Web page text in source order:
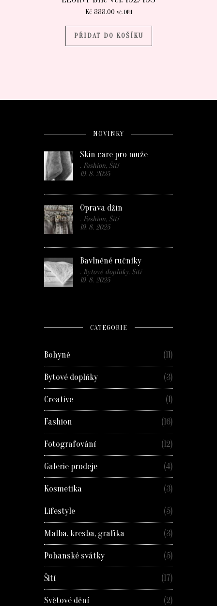
Kč333.00 vč. DPH
PŘIDAT DO KOŠÍKU
NOVINKY
Skin care pro muže
. Fashion, Šití
19. 8. 2025
Oprava džín
. Fashion, Šití
19. 8. 2025
Bavlněné ručníky
. Bytové doplňky, Šití
19. 8. 2025
CATEGORIE
Bohyně (11)
Bytové doplňky (3)
Creative (1)
Fashion (16)
Fotografování (12)
Galerie prodeje (4)
Kosmetika (3)
Lifestyle (5)
Malba, kresba, grafika (3)
Pohanské svátky (5)
Šití (17)
Světové dění (2)